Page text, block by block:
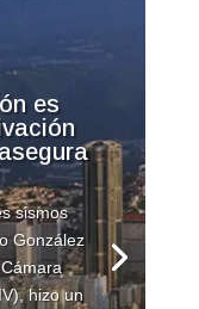
es
sismos
González
hizo un